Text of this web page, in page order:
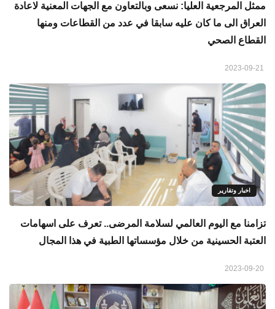
ممثل المرجعية العليا: نسعى وبالتعاون مع الجهات المعنية لاعادة
العراق الى ما كان عليه سابقا في عدد من القطاعات ومنها
القطاع الصحي
اخبار وتقارير
تزامنا مع اليوم العالمي لسلامة المرضى.. تعرف على اسهامات
العتبة الحسينية من خلال مؤسساتها الطبية في هذا المجال